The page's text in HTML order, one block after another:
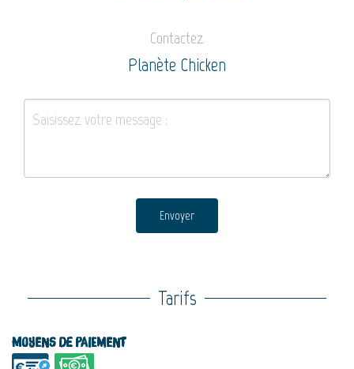
Contactez
Planète Chicken
Envoyer
Tarifs
Moyens de paiement